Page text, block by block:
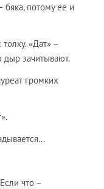
бяка, потому ее и
«Дат» –
дыр зачитывают.
громких
что –